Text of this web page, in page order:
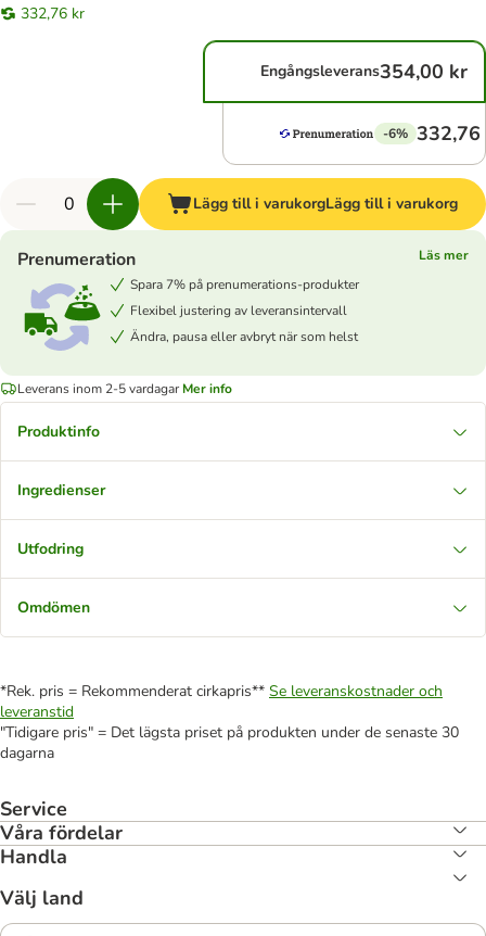
332,76 kr
Engångsleverans354,00 kr
-6% 332,76
Lägg till i varukorgLägg till i varukorg
Prenumeration
Läs mer
Spara 7% på prenumerations-produkter
Flexibel justering av leveransintervall
Ändra, pausa eller avbryt när som helst
Leverans inom 2-5 vardagar Mer info
Produktinfo
Ingredienser
Utfodring
Omdömen
*Rek. pris = Rekommenderat cirkapris** Se leveranskostnader och
leveranstid
"Tidigare pris" = Det lägsta priset på produkten under de senaste 30
dagarna
Service
Våra fördelar
Handla
Välj land